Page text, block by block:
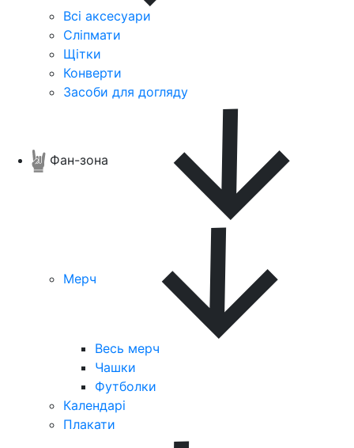
Всі аксесуари
Сліпмати
Щітки
Конверти
Засоби для догляду
Фан-зона
Мерч
Весь мерч
Чашки
Футболки
Календарі
Плакати